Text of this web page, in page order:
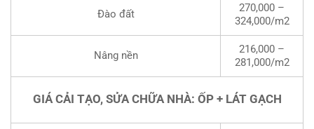
Đào đất
270,000 –
324,000/m2
Nâng nền
216,000 –
281,000/m2
GIÁ CẢI TẠO, SỬA CHỮA NHÀ: ỐP + LÁT GẠCH